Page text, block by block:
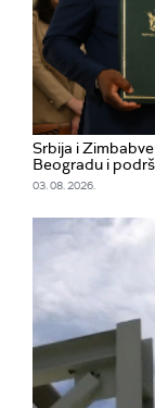
Srbija i
Beogradu i
03. 08. 2026.